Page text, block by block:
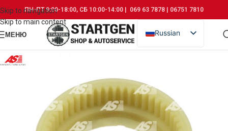
Skip to navigation
Skip to main content
ПН-ПТ 9:00-18:00, СБ 10:00-14:00 | 069 63 7878 | 06751 7810
МЕНЮ
Russian
Romanian